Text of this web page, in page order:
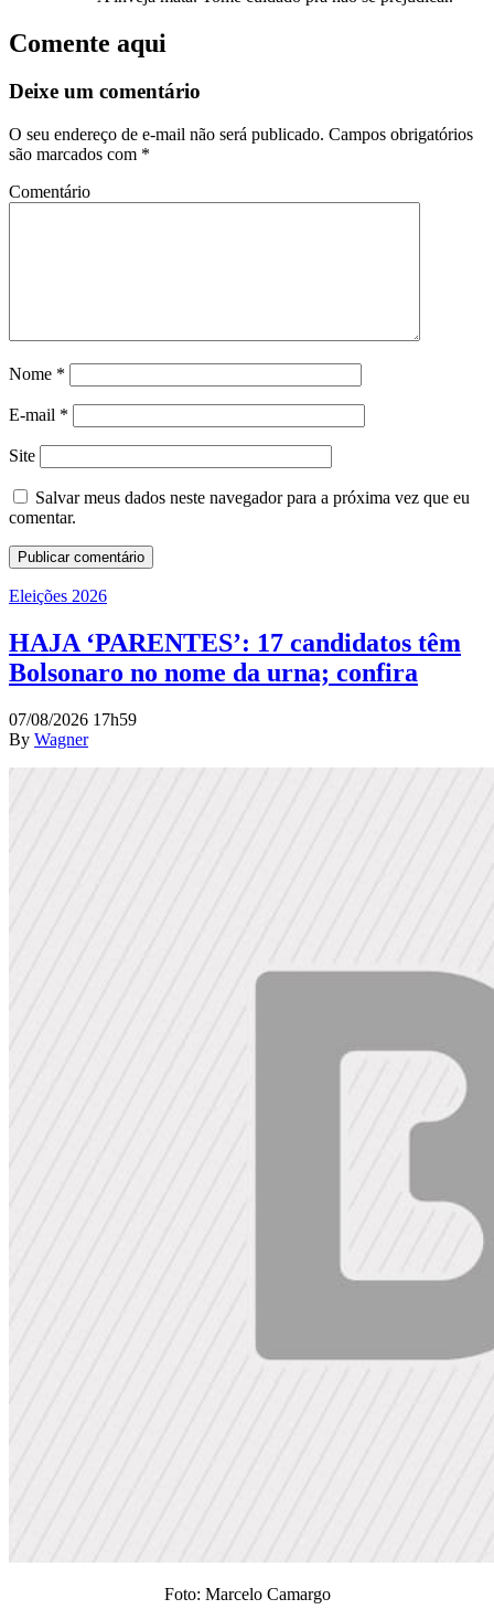
Comente aqui
Deixe um comentário
O seu endereço de e-mail não será publicado. Campos obrigatórios
são marcados com *
Comentário
Nome *
E-mail *
Site
Salvar meus dados neste navegador para a próxima vez que eu
comentar.
Eleições 2026
HAJA ‘PARENTES’: 17 candidatos têm
Bolsonaro no nome da urna; confira
07/08/2026 17h59
By Wagner
Foto: Marcelo Camargo